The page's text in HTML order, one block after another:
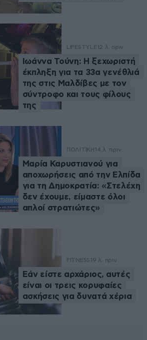
LIFESTYLE 12 λ. πριν
Ιωάννα Τούνη: Η ξεχωριστή
έκπληξη για τα 33α γενέθλιά
της στις Μαλδίβες με τον
σύντροφο και τους φίλους
της
ΠΟΛΙΤΙΚΗ 14 λ. πριν
Μαρία Καρυστιανού για
αποχωρήσεις από την Ελπίδα
για τη Δημοκρατία: «Στελέχη
δεν έχουμε, είμαστε όλοι
απλοί στρατιώτες»
FITNESS 19 λ. πριν
Εάν είστε αρχάριος, αυτές
είναι οι τρεις κορυφαίες
ασκήσεις για δυνατά χέρια